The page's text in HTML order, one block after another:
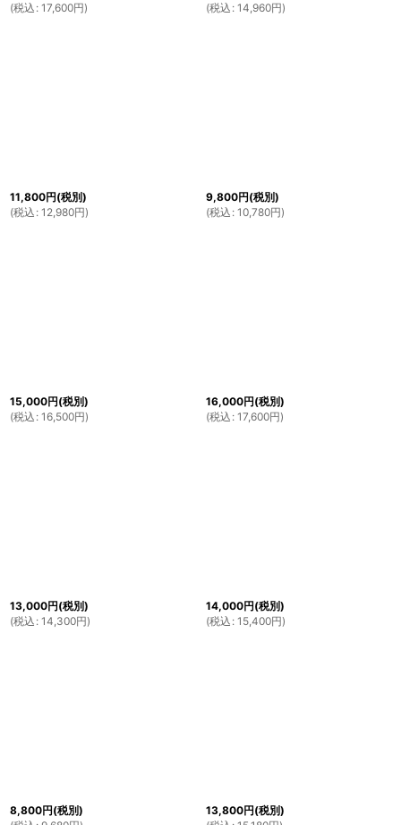
(税込 : 17,600円)
(税込 : 14,960円)
11,800円(税別)
(税込 : 12,980円)
9,800円(税別)
(税込 : 10,780円)
15,000円(税別)
(税込 : 16,500円)
16,000円(税別)
(税込 : 17,600円)
13,000円(税別)
(税込 : 14,300円)
14,000円(税別)
(税込 : 15,400円)
8,800円(税別)
13,800円(税別)